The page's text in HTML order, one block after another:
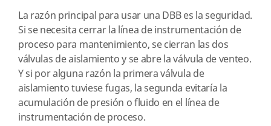
La razón principal para usar una DBB es la seguridad.
Si se necesita cerrar la línea de instrumentación de
proceso para mantenimiento, se cierran las dos
válvulas de aislamiento y se abre la válvula de venteo.
Y si por alguna razón la primera válvula de
aislamiento tuviese fugas, la segunda evitaría la
acumulación de presión o fluido en el línea de
instrumentación de proceso.